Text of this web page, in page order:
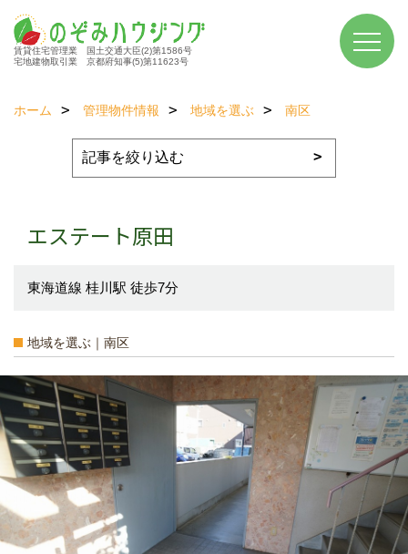
賃貸住宅管理業 国土交通大臣(2)第1586号
宅地建物取引業 京都府知事(5)第11623号
ホーム 管理物件情報 地域を選ぶ 南区
エステート原田
東海道線 桂川駅 徒歩7分
地域を選ぶ｜南区